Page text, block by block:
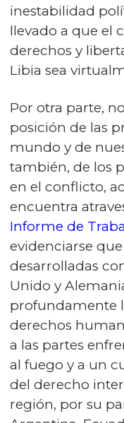
inestabilidad
llevado a que el
derechos y
Libia sea
Por otra parte,
posición de las
mundo y de
también, de los
en el conflicto,
encuentra
Informe de
evidenciarse
desarrolladas
Unido y
profundamente
derechos
a las partes
al fuego y a un
del derecho
región, por su